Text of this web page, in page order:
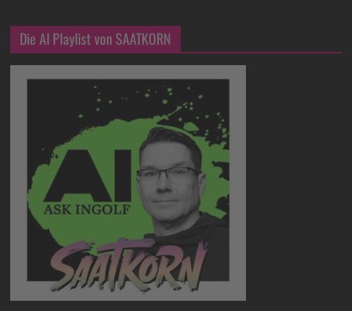
Die AI Playlist von SAATKORN